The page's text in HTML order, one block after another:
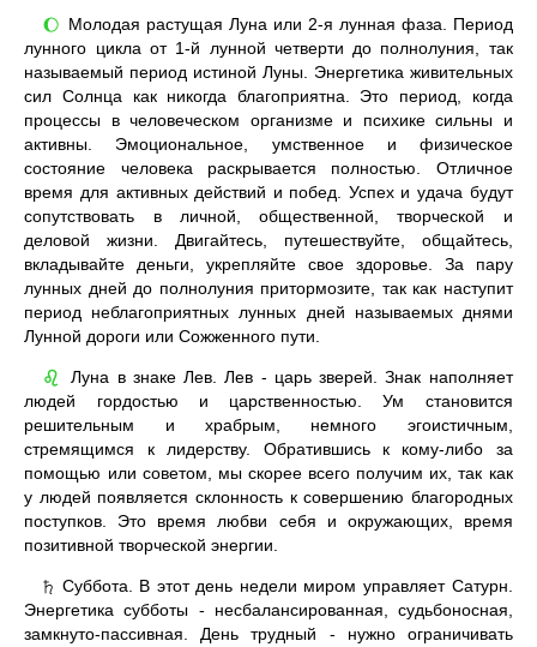
🌔
Молодая растущая Луна или 2-я лунная фаза. Период
лунного цикла от 1-й лунной четверти до полнолуния, так
называемый период истиной Луны. Энергетика живительных
сил Солнца как никогда благоприятна. Это период, когда
процессы в человеческом организме и психике сильны и
активны. Эмоциональное, умственное и физическое
состояние человека раскрывается полностью. Отличное
время для активных действий и побед. Успех и удача будут
сопутствовать в личной, общественной, творческой и
деловой жизни. Двигайтесь, путешествуйте, общайтесь,
вкладывайте деньги, укрепляйте свое здоровье. За пару
лунных дней до полнолуния притормозите, так как наступит
период неблагоприятных лунных дней называемых днями
Лунной дороги или Сожженного пути.
♌
Луна в знаке Лев. Лев - царь зверей. Знак наполняет
людей гордостью и царственностью. Ум становится
решительным и храбрым, немного эгоистичным,
стремящимся к лидерству. Обратившись к кому-либо за
помощью или советом, мы скорее всего получим их, так как
у людей появляется склонность к совершению благородных
поступков. Это время любви себя и окружающих, время
позитивной творческой энергии.
♄ Суббота. В этот день недели миром управляет Сатурн.
Энергетика субботы - несбалансированная, судьбоносная,
замкнуто-пассивная. День трудный - нужно ограничивать